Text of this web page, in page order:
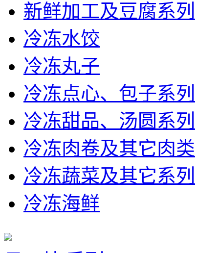
新鲜加工及豆腐系列
冷冻水饺
冷冻丸子
冷冻点心、包子系列
冷冻甜品、汤圆系列
冷冻肉卷及其它肉类
冷冻蔬菜及其它系列
冷冻海鲜